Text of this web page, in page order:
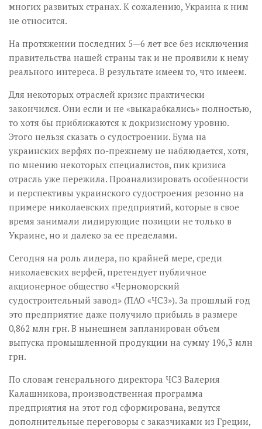
многих развитых странах. К сожалению, Украина к ним
не относится.
На протяжении последних 5—6 лет все без исключения
правительства нашей страны так и не проявили к нему
реального интереса. В результате имеем то, что имеем.
Для некоторых отраслей кризис практически
закончился. Они если и не «выкарабкались» полностью,
то хотя бы приближаются к докризисному уровню.
Этого нельзя сказать о судостроении. Бума на
украинских верфях по-прежнему не наблюдается, хотя,
по мнению некоторых специалистов, пик кризиса
отрасль уже пережила. Проанализировать особенности
и перспективы украинского судостроения резонно на
примере николаевских предприятий, которые в свое
время занимали лидирующие позиции не только в
Украине, но и далеко за ее пределами.
Сегодня на роль лидера, по крайней мере, среди
николаевских верфей, претендует публичное
акционерное общество «Черноморский
судостроительный завод» (ПАО «ЧСЗ»). За прошлый год
это предприятие даже получило прибыль в размере
0,862 млн грн. В нынешнем запланирован объем
выпуска промышленной продукции на сумму 196,3 млн
грн.
По словам генерального директора ЧСЗ Валерия
Калашникова, производственная программа
предприятия на этот год сформирована, ведутся
дополнительные переговоры с заказчиками из Греции,